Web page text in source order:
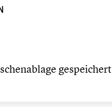
gespeichert